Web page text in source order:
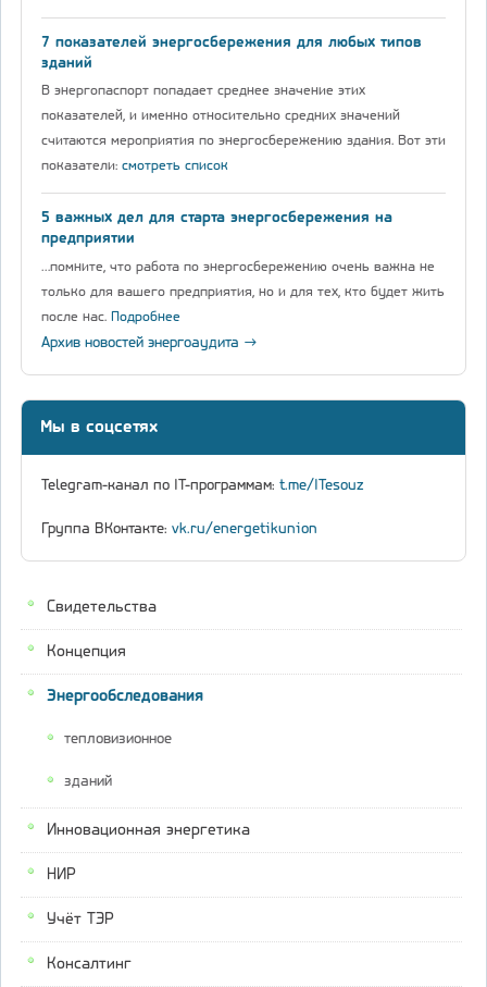
Свидетельства
Концепция
Энергообследования
тепловизионное
зданий
Инновационная энергетика
НИР
Учёт ТЭР
Консалтинг
7 показателей энергосбережения для любых типов
зданий
В энергопаспорт попадает среднее значение этих
показателей, и именно относительно средних значений
считаются мероприятия по энергосбережению здания. Вот эти
показатели: смотреть список
5 важных дел для старта энергосбережения на
предприятии
…помните, что работа по энергосбережению очень важна не
только для вашего предприятия, но и для тех, кто будет жить
после нас. Подробнее
Архив новостей энергоаудита →
Мы в соцсетях
Telegram-канал по IT-программам: t.me/ITesouz
Группа ВКонтакте: vk.ru/energetikunion